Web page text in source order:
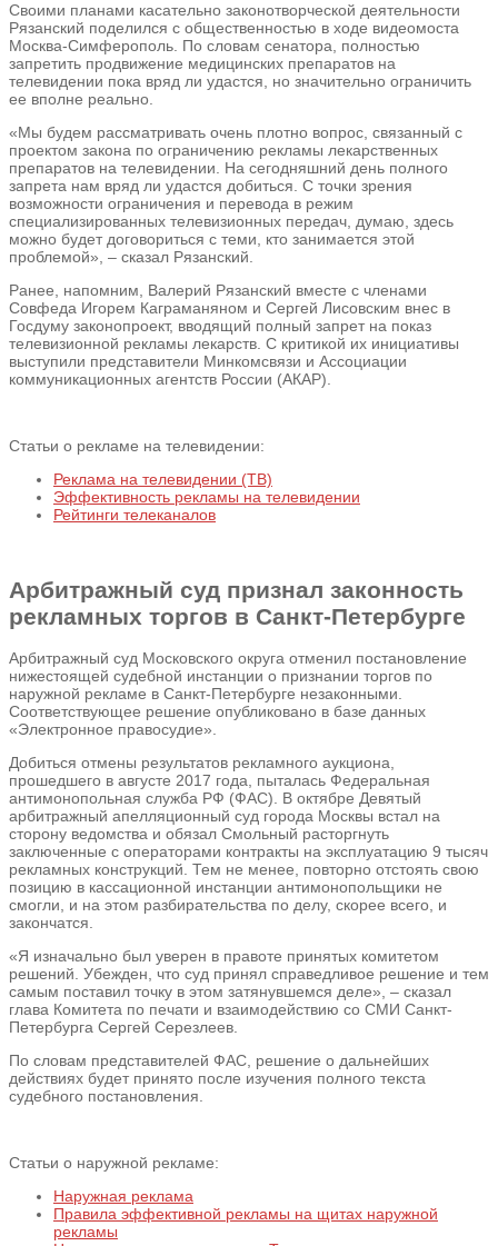
Своими планами касательно законотворческой деятельности
Рязанский поделился с общественностью в ходе видеомоста
Москва-Симферополь. По словам сенатора, полностью
запретить продвижение медицинских препаратов на
телевидении пока вряд ли удастся, но значительно ограничить
ее вполне реально.
«Мы будем рассматривать очень плотно вопрос, связанный с
проектом закона по ограничению рекламы лекарственных
препаратов на телевидении. На сегодняшний день полного
запрета нам вряд ли удастся добиться. С точки зрения
возможности ограничения и перевода в режим
специализированных телевизионных передач, думаю, здесь
можно будет договориться с теми, кто занимается этой
проблемой», – сказал Рязанский.
Ранее, напомним, Валерий Рязанский вместе с членами
Совфеда Игорем Каграманяном и Сергей Лисовским внес в
Госдуму законопроект, вводящий полный запрет на показ
телевизионной рекламы лекарств. С критикой их инициативы
выступили представители Минкомсвязи и Ассоциации
коммуникационных агентств России (АКАР).
Статьи о рекламе на телевидении:
Реклама на телевидении (ТВ)
Эффективность рекламы на телевидении
Рейтинги телеканалов
Арбитражный суд признал законность
рекламных торгов в Санкт-Петербурге
Арбитражный суд Московского округа отменил постановление
нижестоящей судебной инстанции о признании торгов по
наружной рекламе в Санкт-Петербурге незаконными.
Соответствующее решение опубликовано в базе данных
«Электронное правосудие».
Добиться отмены результатов рекламного аукциона,
прошедшего в августе 2017 года, пыталась Федеральная
антимонопольная служба РФ (ФАС). В октябре Девятый
арбитражный апелляционный суд города Москвы встал на
сторону ведомства и обязал Смольный расторгнуть
заключенные с операторами контракты на эксплуатацию 9 тысяч
рекламных конструкций. Тем не менее, повторно отстоять свою
позицию в кассационной инстанции антимонопольщики не
смогли, и на этом разбирательства по делу, скорее всего, и
закончатся.
«Я изначально был уверен в правоте принятых комитетом
решений. Убежден, что суд принял справедливое решение и тем
самым поставил точку в этом затянувшемся деле», – сказал
глава Комитета по печати и взаимодействию со СМИ Санкт-
Петербурга Сергей Серезлеев.
По словам представителей ФАС, решение о дальнейших
действиях будет принято после изучения полного текста
судебного постановления.
Статьи о наружной рекламе:
Наружная реклама
Правила эффективной рекламы на щитах наружной
рекламы